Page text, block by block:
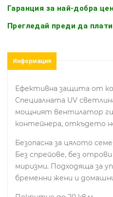
Гаранция за най-добра
Прегледай преди да
Информация
Ефективна защита от
Специалната UV
мощният вентилатор ги
контейнера, откъдето
Безопасна за цялото
Без спрейове, без
миризми. Подходяща за
бременни жени и